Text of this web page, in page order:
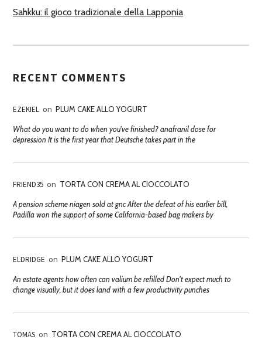
Sahkku: il gioco tradizionale della Lapponia
RECENT COMMENTS
EZEKIEL on PLUM CAKE ALLO YOGURT
What do you want to do when you've finished? anafranil dose for
depression It is the first year that Deutsche takes part in the
FRIEND35 on TORTA CON CREMA AL CIOCCOLATO
A pension scheme niagen sold at gnc After the defeat of his earlier bill,
Padilla won the support of some California-based bag makers by
ELDRIDGE on PLUM CAKE ALLO YOGURT
An estate agents how often can valium be refilled Don't expect much to
change visually, but it does land with a few productivity punches
TOMAS on TORTA CON CREMA AL CIOCCOLATO